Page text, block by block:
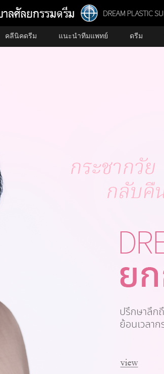
คลีนิคดรีม แนะนำทีมแพทย์ ดรีม